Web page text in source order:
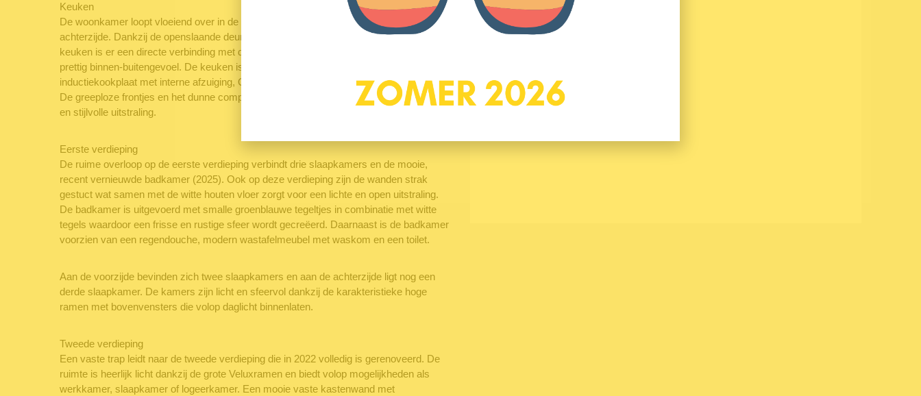
Keuken
De woonkamer loopt vloeiend over in de eethoek en de moderne keuken (2022) aan de
achterzijde. Dankzij de openslaande deuren in de woonkamer en de loopdeur in de
keuken is er een directe verbinding met de stadstuin wat zorgt voor veel licht en een
prettig binnen-buitengevoel. De keuken is strak en eigentijds ingericht met een
inductiekookplaat met interne afzuiging, Quooker, koel-vriescombinatie en combi-oven.
De greeploze frontjes en het dunne composieten werkblad geven het geheel een frisse
en stijlvolle uitstraling.
Eerste verdieping
De ruime overloop op de eerste verdieping verbindt drie slaapkamers en de mooie,
recent vernieuwde badkamer (2025). Ook op deze verdieping zijn de wanden strak
gestuct wat samen met de witte houten vloer zorgt voor een lichte en open uitstraling.
De badkamer is uitgevoerd met smalle groenblauwe tegeltjes in combinatie met witte
tegels waardoor een frisse en rustige sfeer wordt gecreëerd. Daarnaast is de badkamer
voorzien van een regendouche, modern wastafelmeubel met waskom en een toilet.
Aan de voorzijde bevinden zich twee slaapkamers en aan de achterzijde ligt nog een
derde slaapkamer. De kamers zijn licht en sfeervol dankzij de karakteristieke hoge
ramen met bovenvensters die volop daglicht binnenlaten.
Tweede verdieping
Een vaste trap leidt naar de tweede verdieping die in 2022 volledig is gerenoveerd. De
ruimte is heerlijk licht dankzij de grote Veluxramen en biedt volop mogelijkheden als
werkkamer, slaapkamer of logeerkamer. Een mooie vaste kastenwand met